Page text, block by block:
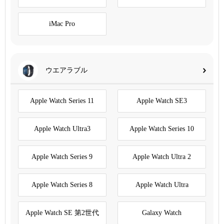
iMac Pro
ウエアラブル
Apple Watch Series 11 Apple Watch SE3
Apple Watch Ultra3 Apple Watch Series 10
Apple Watch Series 9 Apple Watch Ultra 2
Apple Watch Series 8 Apple Watch Ultra
Apple Watch SE 第2世代 Galaxy Watch